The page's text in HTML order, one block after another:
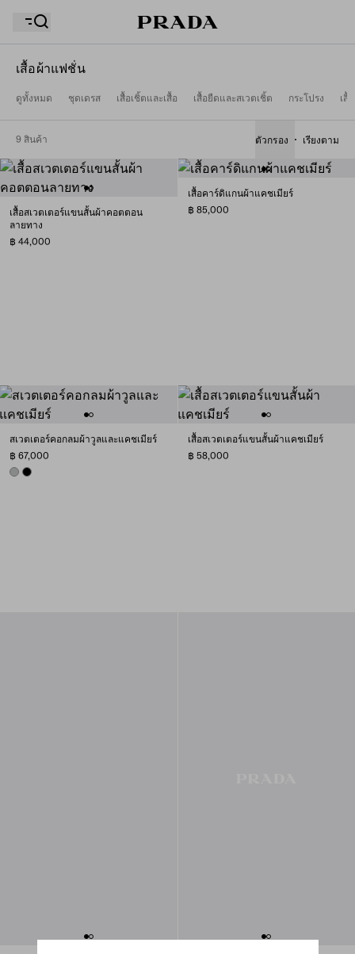
ถุงช้อปปิ้งของคุณว่างเปล่า
รายการสิ่งที่อยากได้ของคุณว่างเปล่า สำรวจคอลเล็กชั่น
ต่างๆ บันทึกสินค้าโปรดของคุณ และเก็บรวบรวมไว้ที่นี่
เสื้อผ้าแฟชั่น
ดูทั้งหมด ชุดเดรส เสื้อเชิ้ตและเสื้อ เสื้อยืดและสเวตเชิ้ต กระโปรง เสื้
9 สินค้า ตัวกรอง เรียงตาม
เสื้อสเวตเตอร์แขนสั้นผ้าคอตตอน
ลายทาง
฿ 44,000
เสื้อคาร์ดิแกนผ้าแคชเมียร์
฿ 85,000
สเวตเตอร์คอกลมผ้าวูลและแคชเมียร์
฿ 67,000
GREYBLACK
เสื้อสเวตเตอร์แขนสั้นผ้าแคชเมียร์
฿ 58,000